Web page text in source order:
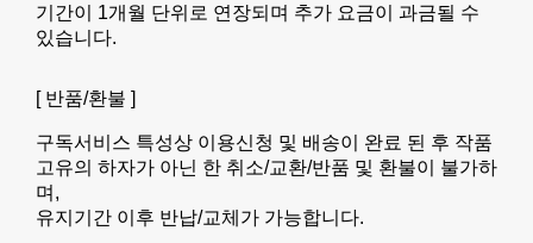
기간이 1개월 단위로 연장되며 추가 요금이 과금될 수
있습니다.
[ 반품/환불 ]
구독서비스 특성상 이용신청 및 배송이 완료 된 후 작품
고유의 하자가 아닌 한 취소/교환/반품 및 환불이 불가하
며,
유지기간 이후 반납/교체가 가능합니다.